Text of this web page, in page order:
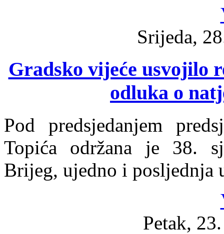
Srijeda,
Gradsko vijeće usvojilo
odluka o
Pod predsjedanjem
Topića održana je 38.
Brijeg, ujedno i posljednja
Petak,